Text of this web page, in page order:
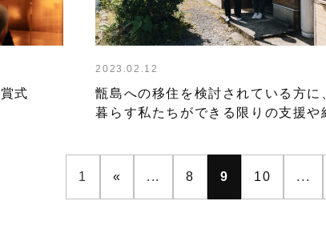
式
2023.02.12
甑島への移住を検討されている方に
暮らす私たちができる限りの支援や
1 « ... 8 9 10 ...